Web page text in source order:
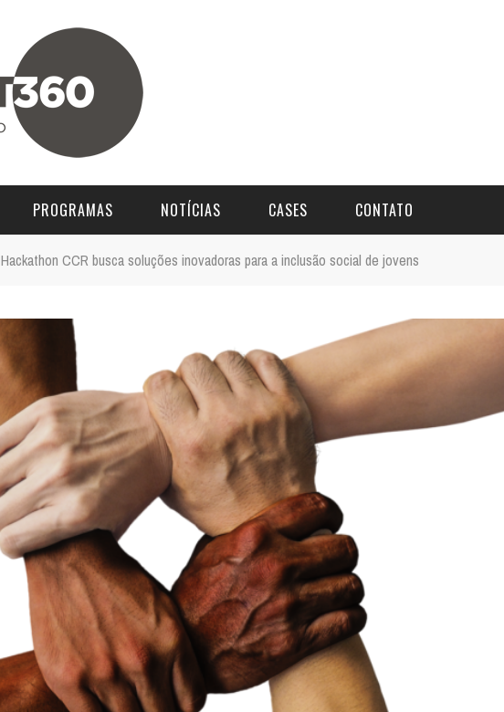
PROGRAMAS NOTÍCIAS CASES CONTATO
Hackathon CCR busca soluções inovadoras para a inclusão social de jovens